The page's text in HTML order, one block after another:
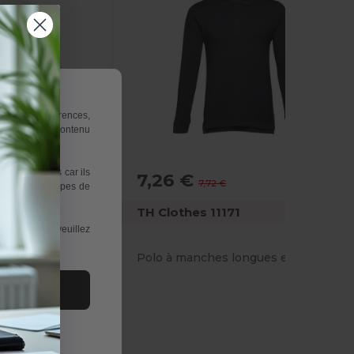
-1% 7,26 €7,72 €
TH Clothes 11171
vos préférences,
du contenu
désactivés car ils
d'autres types de
tiers, veuillez